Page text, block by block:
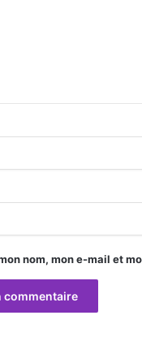
nom, mon e-mail et